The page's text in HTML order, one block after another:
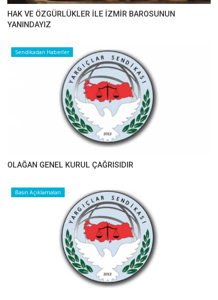
HAK VE ÖZGÜRLÜKLER İLE İZMİR BAROSUNUN
YANINDAYIZ
Sendikadan Haberler
OLAĞAN GENEL KURUL ÇAĞRISIDIR
Basın Açıklamaları